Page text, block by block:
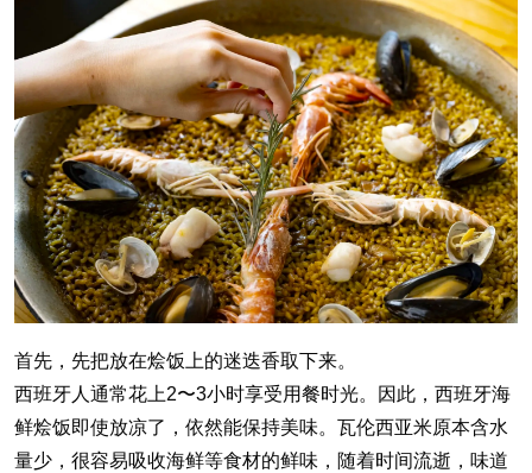
首先，先把放在烩饭上的迷迭香取下来。
西班牙人通常花上2〜3小时享受用餐时光。因此，西班牙海
鲜烩饭即使放凉了，依然能保持美味。瓦伦西亚米原本含水
量少，很容易吸收海鲜等食材的鲜味，随着时间流逝，味道